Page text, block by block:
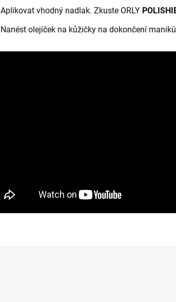
Aplikovat vhodný nadlak. Zkuste ORLY
Nanést olejíček na kůžičky na dokončení